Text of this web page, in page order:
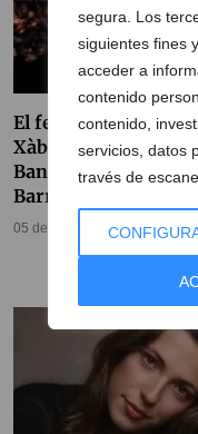
segura. Los
siguientes fines
acceder a
contenido
contenido,
servicios, datos
través de
El festival
Xàbia con Bad
Band y la música de
Barrio’
05 de agosto de 2026